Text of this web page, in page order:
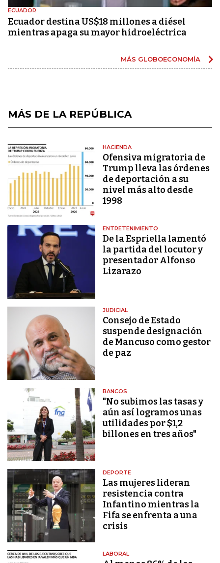
ECUADOR
Ecuador destina US$18 millones a diésel
mientras apaga su mayor hidroeléctrica
MÁS GLOBOECONOMÍA
MÁS DE LA REPÚBLICA
HACIENDA
Ofensiva migratoria de
Trump lleva las órdenes
de deportación a su
nivel más alto desde
1998
ENTRETENIMIENTO
De la Espriella lamentó
la partida del locutor y
presentador Alfonso
Lizarazo
JUDICIAL
Consejo de Estado
suspende designación
de Mancuso como gestor
de paz
BANCOS
"No subimos las tasas y
aún así logramos unas
utilidades por $1,2
billones en tres años"
DEPORTE
Las mujeres lideran
resistencia contra
Infantino mientras la
Fifa se enfrenta a una
crisis
LABORAL